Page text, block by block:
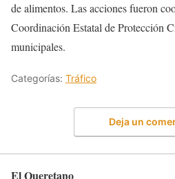
de alimentos. Las acciones fueron
Coordinación Estatal de Protección
municipales.
Categorías: Tráfico
Deja un
El Queretano